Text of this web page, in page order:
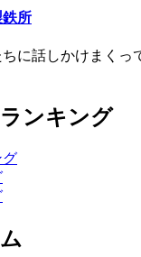
所
に話しかけまくっ
ンキング
グ